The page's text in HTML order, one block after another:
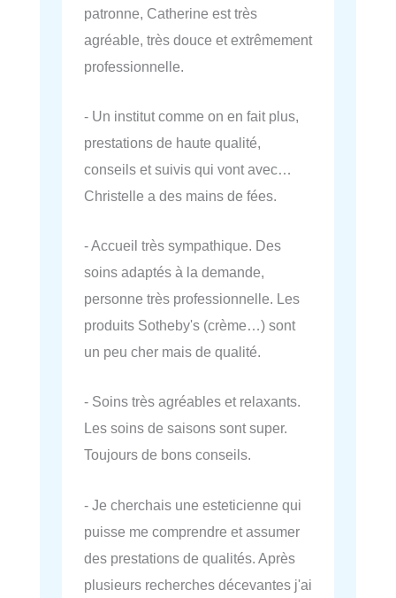
patronne, Catherine est très
agréable, très douce et extrêmement
professionnelle.
- Un institut comme on en fait plus,
prestations de haute qualité,
conseils et suivis qui vont avec…
Christelle a des mains de fées.
- Accueil très sympathique. Des
soins adaptés à la demande,
personne très professionnelle. Les
produits Sotheby's (crème…) sont
un peu cher mais de qualité.
- Soins très agréables et relaxants.
Les soins de saisons sont super.
Toujours de bons conseils.
- Je cherchais une esteticienne qui
puisse me comprendre et assumer
des prestations de qualités. Après
plusieurs recherches décevantes j'ai